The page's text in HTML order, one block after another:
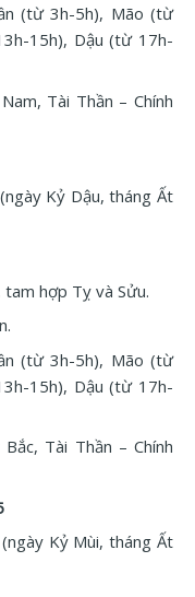
(từ 3h-5h), Mão (từ
15h), Dậu (từ 17h-
Tài Thần – Chính
Kỷ Dậu, tháng Ất
hợp Tỵ và Sửu.
(từ 3h-5h), Mão (từ
15h), Dậu (từ 17h-
Tài Thần – Chính
Kỷ Mùi, tháng Ất